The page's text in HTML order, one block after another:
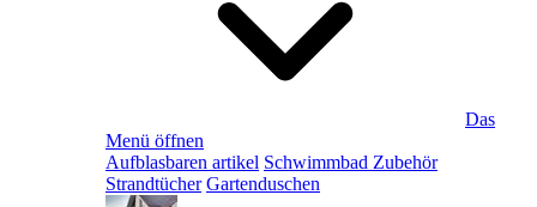
Das
Menü öffnen
Aufblasbaren artikel Schwimmbad Zubehör
Strandtücher Gartenduschen